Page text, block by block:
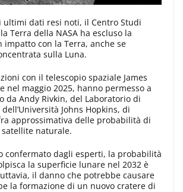
ultimi dati resi noti, il Centro Studi
Terra della NASA ha escluso la
impatto con la Terra, anche se
sulla Luna.
con il telescopio spaziale James
nel maggio 2025, hanno permesso a
da Andy Rivkin, del Laboratorio di
Johns Hopkins, di
approssimativa delle probabilità di
naturale.
confermato dagli esperti, la probabilità
la superficie lunare nel 2032 è
il danno che potrebbe causare
la formazione di un nuovo cratere di